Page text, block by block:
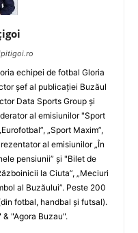
echipei de fotbal Gloria
şef al publicaţiei Buzăul
Data Sports Group şi
al emisiunilor "Sport
„Sport Maxim”,
al emisiunilor „În
pensiunii” şi "Bilet de
la Ciuta”, „Meciuri
al Buzăului”. Peste 200
fotbal, handbal şi futsal).
"Agora Buzau".